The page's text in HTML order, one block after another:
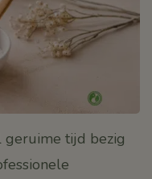
geruime tijd bezig